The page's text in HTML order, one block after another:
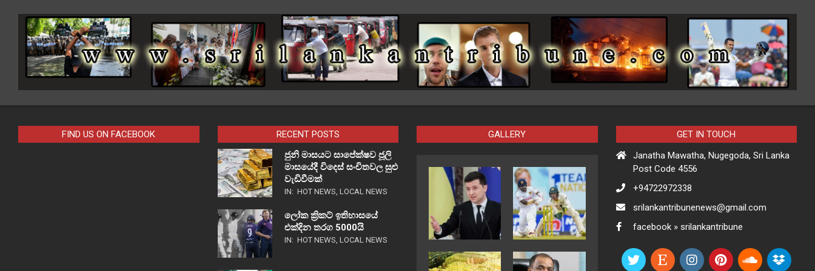
FIND US ON FACEBOOK
RECENT POSTS
ජුනි මාසයට සාපේක්ෂව ජූලි
මාසයේදී විදෙස් සංචිතවල සුළු
වැඩිවීමක්
IN: HOT NEWS, LOCAL NEWS
ලෝක ක්‍රිකට් ඉතිහාසයේ
එක්දින තරග 5000යි
IN: HOT NEWS, LOCAL NEWS
GALLERY
GET IN TOUCH
Janatha Mawatha, Nugegoda, Sri Lanka
Post Code 4556
+94722972338
srilankantribunenews@gmail.com
facebook » srilankantribune